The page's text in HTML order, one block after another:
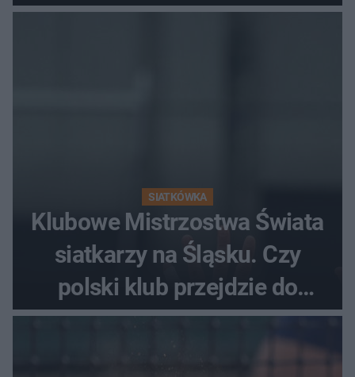
fanów
SIATKÓWKA
Klubowe Mistrzostwa Świata
siatkarzy na Śląsku. Czy
polski klub przejdzie do
historii